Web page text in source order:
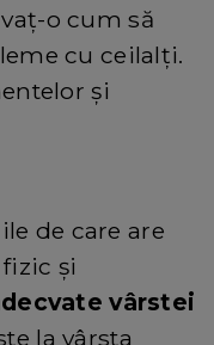
o cum să
cu ceilalți.
și
de care are
și
vârstei
la vârsta